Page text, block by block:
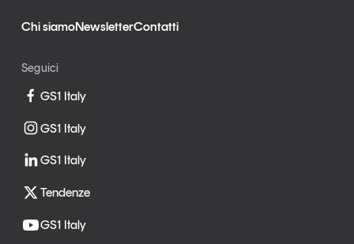
Chi siamoNewsletterContatti
Seguici
GS1 Italy
GS1 Italy
GS1 Italy
Tendenze
GS1 Italy